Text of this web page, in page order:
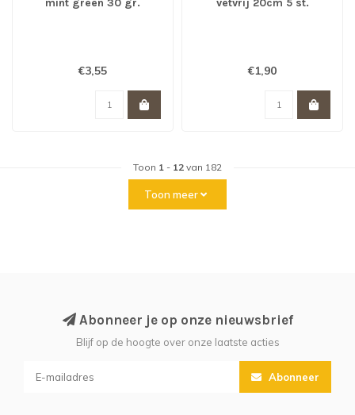
€3,55 €1,90
Toon 1 - 12 van 182
Toon meer
Abonneer je op onze nieuwsbrief
Blijf op de hoogte over onze laatste acties
Abonneer